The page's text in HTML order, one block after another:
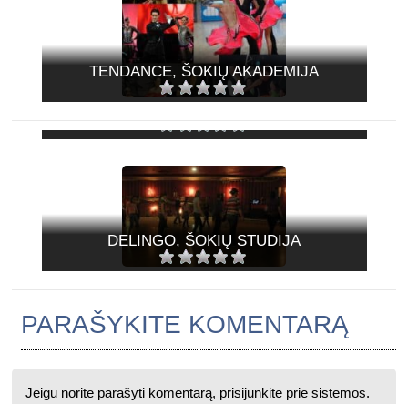
TENDANCE, ŠOKIŲ AKADEMIJA
DELINGO, ŠOKIŲ STUDIJA
PARAŠYKITE KOMENTARĄ